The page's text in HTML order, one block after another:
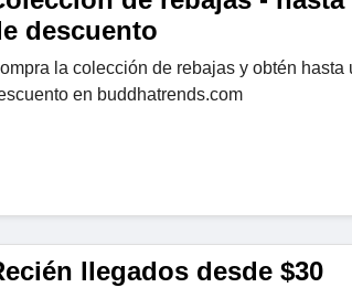
descuento
la colección de rebajas y obtén hasta
en buddhatrends.com
llegados desde $30